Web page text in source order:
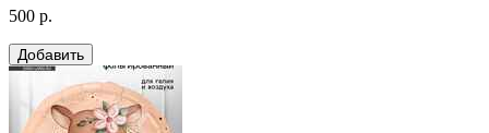
500 р.